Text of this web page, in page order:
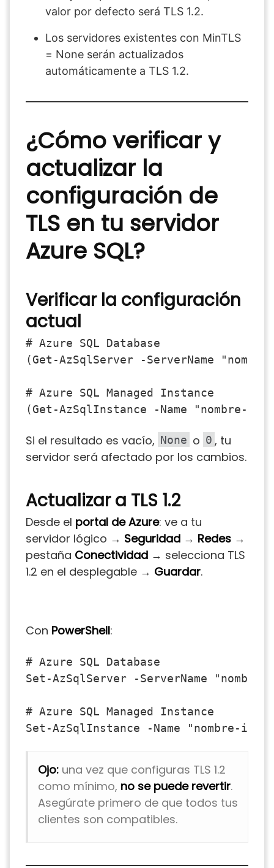
valor por defecto será TLS 1.2.
Los servidores existentes con MinTLS
= None serán actualizados
automáticamente a TLS 1.2.
¿Cómo verificar y
actualizar la
configuración de
TLS en tu servidor
Azure SQL?
Verificar la configuración
actual
# Azure SQL Database
(Get-AzSqlServer -ServerName
# Azure SQL Managed Instance
Si el resultado es vacío, None o 0 , tu
servidor será afectado por los cambios.
Actualizar a TLS 1.2
Desde el portal de Azure: ve a tu
servidor lógico → Seguridad → Redes →
pestaña Conectividad → selecciona TLS
1.2 en el desplegable → Guardar.
Con PowerShell:
# Azure SQL Database
Set-AzSqlServer -ServerName
# Azure SQL Managed Instance
Ojo: una vez que configuras TLS 1.2
como mínimo, no se puede revertir.
Asegúrate primero de que todos tus
clientes son compatibles.